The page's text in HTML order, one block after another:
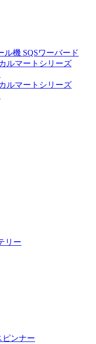
ル機 SQSワーバード
ルマートシリーズ
ルマートシリーズ
リー
ピンナー